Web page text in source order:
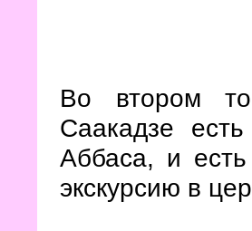
Во втором
Саакадзе
Аббаса, и
экскурсию в